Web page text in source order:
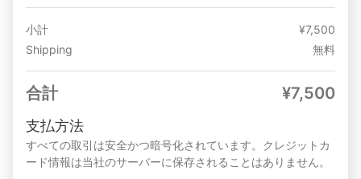
小計 ¥7,500
Shipping
無料
合計 ¥7,500
支払方法
すべての取引は安全かつ暗号化されています。クレジットカ
ード情報は当社のサーバーに保存されることはありません。